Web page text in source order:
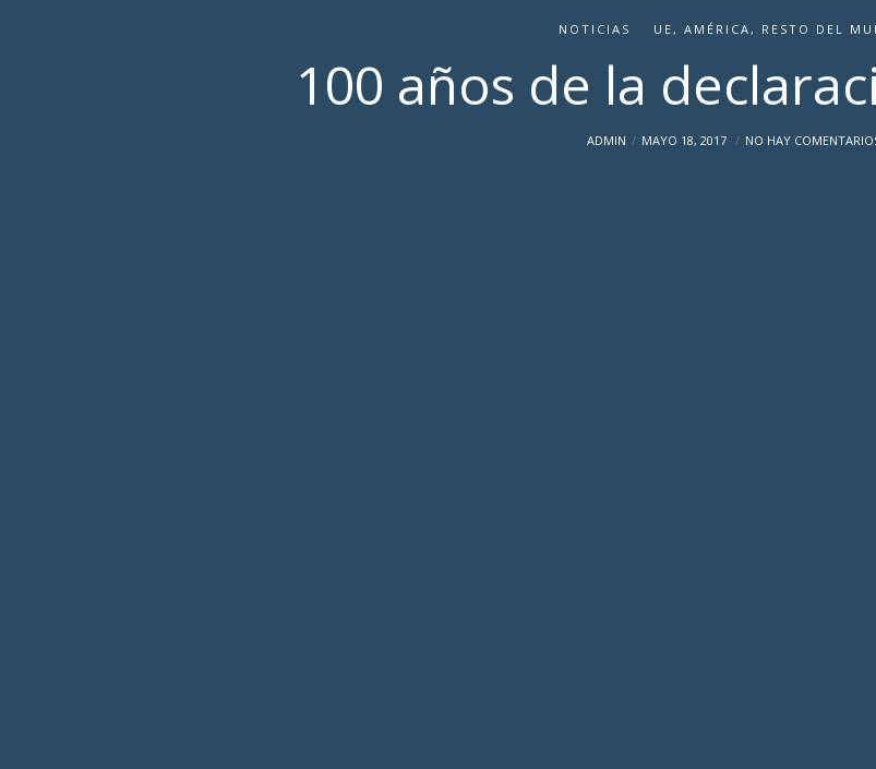
NOTICIAS UE, AMÉRICA, RESTO DEL
100 años de la
ADMIN MAYO 18, 2017 NO HAY